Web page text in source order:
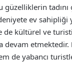
tadını
ev sahipliği
de kültürel ve
devam etmektedir.
de yabancı